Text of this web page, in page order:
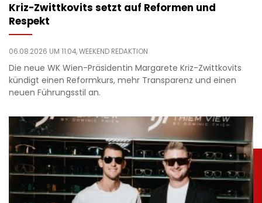
Kriz-Zwittkovits setzt auf Reformen und
Respekt
06.08.2026 UM 11:04,WEEKEND REDAKTION
Die neue WK Wien-Präsidentin Margarete Kriz-Zwittkovits
kündigt einen Reformkurs, mehr Transparenz und einen
neuen Führungsstil an.